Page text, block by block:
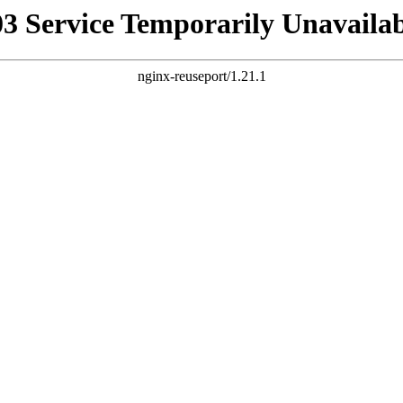
Service Temporarily
nginx-reuseport/1.21.1